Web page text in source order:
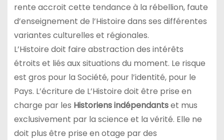
rente accroit cette tendance à la rébellion, faute
d’enseignement de l’Histoire dans ses différentes
variantes culturelles et régionales.
L’Histoire doit faire abstraction des intérêts
étroits et liés aux situations du moment. Le risque
est gros pour la Société, pour l’identité, pour le
Pays. L’écriture de L’Histoire doit être prise en
charge par les Historiens indépendantset mus
exclusivement par la science et la vérité. Elle ne
doit plus être prise en otage par des